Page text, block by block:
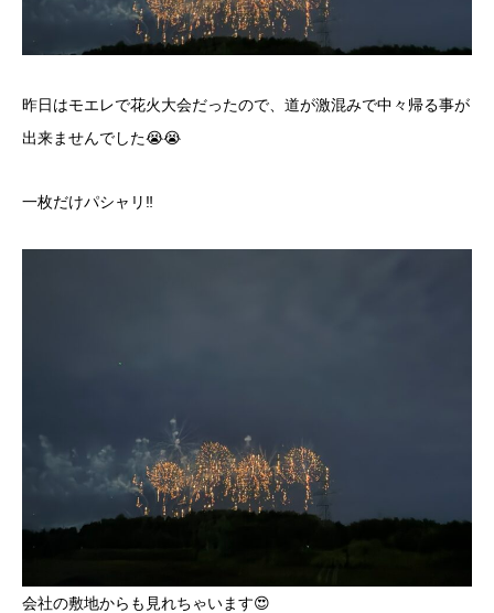
昨日はモエレで花火大会だったので、道が激混みで中々帰る事が
出来ませんでした😭😭
一枚だけパシャリ‼️
会社の敷地からも見れちゃいます😍